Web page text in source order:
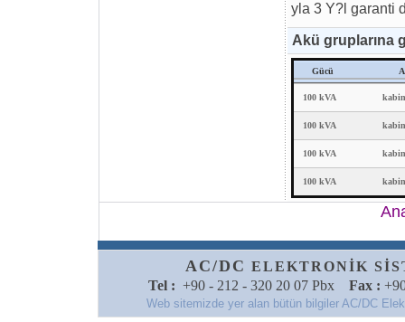
yla 3 Y?l garanti
Akü gruplarına
Gücü
100 kVA
100 kVA
100 kVA
100 kVA
AC/DC ELEKTRONİK
Tel : +90 - 212 - 320 20 07 Pbx Fax :
Web sitemizde yer alan bütün bilgiler AC/DC